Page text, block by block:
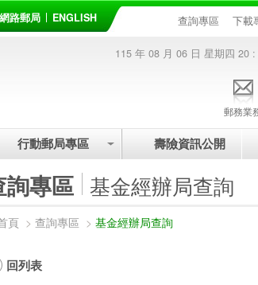
網路郵局 ENGLISH 查詢專區 下載
115 年 08 月 06 日 星期四 20
郵務業
行動郵局專區 壽險資訊公開
詢專區 基金經辦局查詢
頁 > 查詢專區 > 基金經辦局查詢
回列表